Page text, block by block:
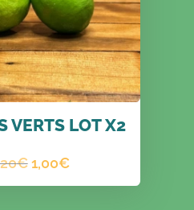
VERTS LOT X2
€ Le
1,00€Le